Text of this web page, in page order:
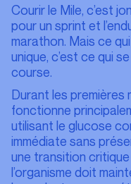
Courir le Mile, c’est
pour un sprint et
marathon. Mais ce
unique, c’est ce qui
course.
Durant les premières
fonctionne
utilisant le glucose
immédiate sans
une transition
l’organisme doit